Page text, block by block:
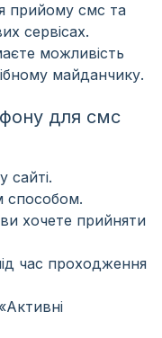
прийому смс та
сервісах.
можливість
майданчику.
для смс
сайті.
способом.
ви хочете прийняти
час проходження